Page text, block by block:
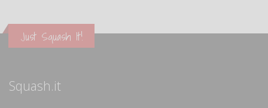
Just Squash It!
Squash.it